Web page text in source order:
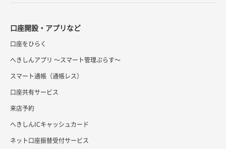
口座開設・アプリなど
口座をひらく
へきしんアプリ ～スマート管理ぷらす～
スマート通帳（通帳レス）
口座共有サービス
来店予約
へきしんICキャッシュカード
ネット口座振替受付サービス